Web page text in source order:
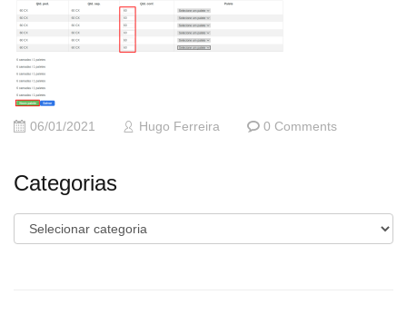
06/01/2021 Hugo Ferreira 0 Comments
Categorias
Categorias